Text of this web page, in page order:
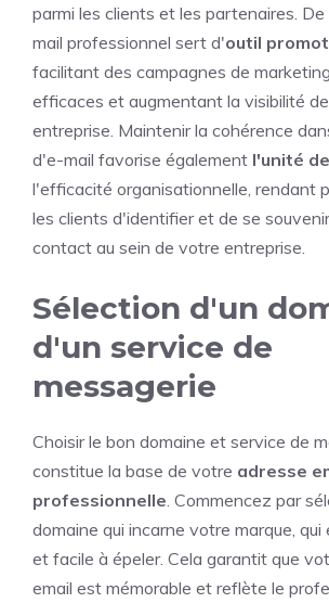
parmi les clients et les partenaires.
mail professionnel sert d'outil
facilitant des campagnes de
efficaces et augmentant la visibilité
entreprise. Maintenir la cohérence
d'e-mail favorise également l'unité
l'efficacité organisationnelle, rendant
les clients d'identifier et de se
contact au sein de votre entreprise.
Sélection d'un
d'un service de
messagerie
Choisir le bon domaine et service de
constitue la base de votre adresse
professionnelle . Commencez par
domaine qui incarne votre marque, qui
et facile à épeler. Cela garantit que
email est mémorable et reflète le